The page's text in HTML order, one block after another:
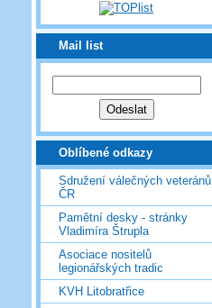
Mail list
Oblíbené odkazy
Sdružení válečných veteránů
ČR
Pamětní desky - stránky
Vladimíra Štrupla
Asociace nositelů
legionářských tradic
KVH Litobratřice